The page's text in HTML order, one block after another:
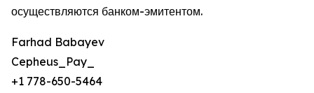
осуществляются банком-эмитентом.
Farhad Babayev
Cepheus_Pay_
+1 778-650-5464